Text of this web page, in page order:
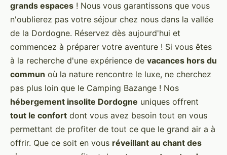
grands espaces ! Nous vous garantissons que vous
n'oublierez pas votre séjour chez nous dans la vallée
de la Dordogne. Réservez dès aujourd'hui et
commencez à préparer votre aventure ! Si vous êtes
à la recherche d'une expérience de vacances hors du
commun où la nature rencontre le luxe, ne cherchez
pas plus loin que le Camping Bazange ! Nos
hébergement insolite Dordogne uniques offrent
tout le confort dont vous avez besoin tout en vous
permettant de profiter de tout ce que le grand air a à
offrir. Que ce soit en vous réveillant au chant des